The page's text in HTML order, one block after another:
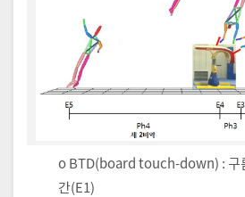
o BTD(board touch-down) : 구
간(E1)